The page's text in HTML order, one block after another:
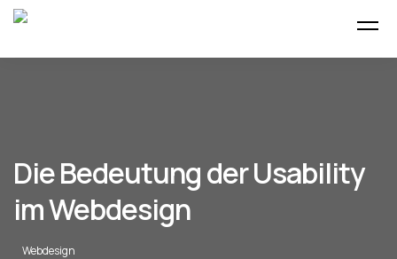
Die Bedeutung der Usability
im Webdesign
Webdesign